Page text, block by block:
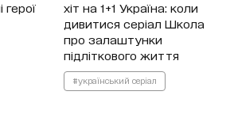
герої
хіт на 1+1 Україна: коли
дивитися серіал Школа
про залаштунки
підліткового життя
#український серіал